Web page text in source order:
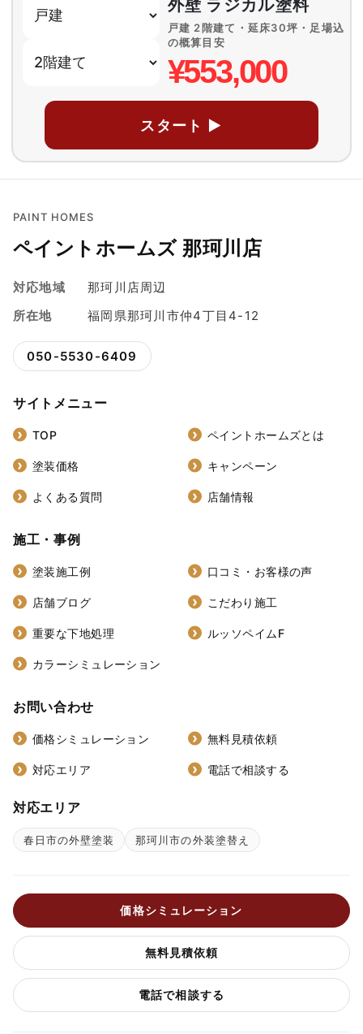
外壁 ラジカル塗料
戸建 2階建て・延床30坪・足場込
の概算目安
¥553,000
スタート ▶
PAINT HOMES
ペイントホームズ 那珂川店
対応地域
那珂川店周辺
所在地
福岡県那珂川市仲4丁目4-12
050-5530-6409
サイトメニュー
TOP ペイントホームズとは
塗装価格 キャンペーン
よくある質問 店舗情報
施工・事例
塗装施工例 口コミ・お客様の声
店舗ブログ こだわり施工
重要な下地処理 ルッソペイムF
カラーシミュレーション
お問い合わせ
価格シミュレーション 無料見積依頼
対応エリア 電話で相談する
対応エリア
春日市の外壁塗装 那珂川市の外装塗替え
価格シミュレーション
無料見積依頼
電話で相談する